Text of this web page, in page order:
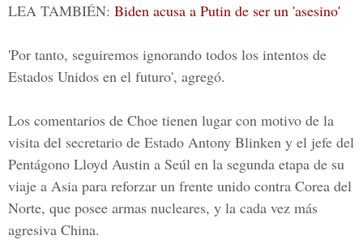
LEA TAMBIÉN: Biden acusa a Putin de ser un 'asesino'
'Por tanto, seguiremos ignorando todos los intentos de
Estados Unidos en el futuro', agregó.
Los comentarios de Choe tienen lugar con motivo de la
visita del secretario de Estado Antony Blinken y el jefe del
Pentágono Lloyd Austin a Seúl en la segunda etapa de su
viaje a Asia para reforzar un frente unido contra Corea del
Norte, que posee armas nucleares, y la cada vez más
agresiva China.